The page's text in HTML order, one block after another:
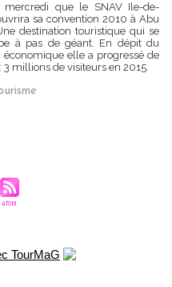
mercredi que le SNAV Ile-de-
sa convention 2010 à Abu
destination touristique qui se
à pas de géant. En dépit du
économique elle a progressé de
millions de visiteurs en 2015.